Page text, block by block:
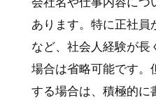
あります。特に正社員
など、社会人経験が長
場合は省略可能です。
する場合は、積極的に